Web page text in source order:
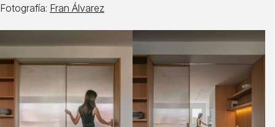
Fotografía: Fran Álvarez